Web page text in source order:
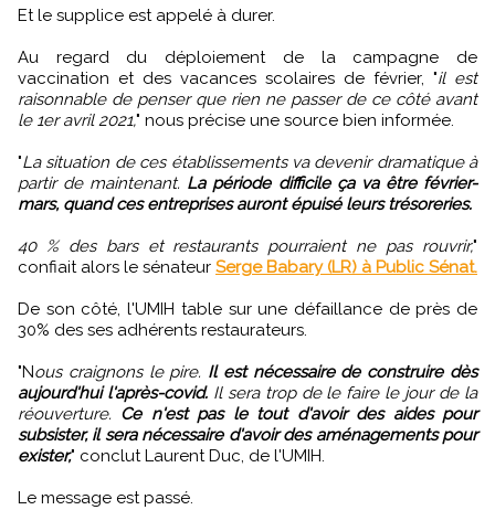
Et le supplice est appelé à durer.
Au regard du déploiement de la campagne de
vaccination et des vacances scolaires de février, "il est
raisonnable de penser que rien ne passer de ce côté avant
le 1er avril 2021," nous précise une source bien informée.
"La situation de ces établissements va devenir dramatique à
partir de maintenant. La période difficile ça va être février-
mars, quand ces entreprises auront épuisé leurs trésoreries.
40 % des bars et restaurants pourraient ne pas rouvrir,"
confiait alors le sénateur Serge Babary (LR) à Public Sénat.
De son côté, l'UMIH table sur une défaillance de près de
30% des ses adhérents restaurateurs.
"Nous craignons le pire. Il est nécessaire de construire dès
aujourd'hui l'après-covid.Il sera trop de le faire le jour de la
réouverture. Ce n'est pas le tout d'avoir des aides pour
subsister, il sera nécessaire d'avoir des aménagements pour
exister," conclut Laurent Duc, de l'UMIH.
Le message est passé.